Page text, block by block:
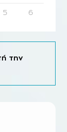
5 6
την